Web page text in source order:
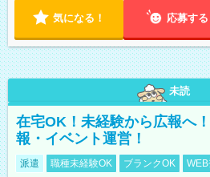
気になる！ 応募する
未読
在宅OK！未経験から広報へ
報・イベント運営！
派遣 職種未経験OK ブランクOK